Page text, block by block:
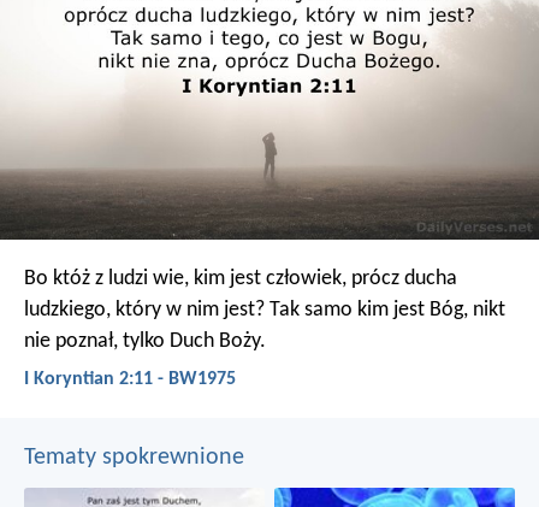
Bo któż z ludzi wie, kim jest człowiek, prócz ducha
ludzkiego, który w nim jest? Tak samo kim jest Bóg, nikt
nie poznał, tylko Duch Boży.
I Koryntian 2:11 - BW1975
Tematy spokrewnione